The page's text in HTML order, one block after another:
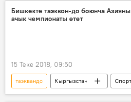
Бишкекте таэквон-до боюнча
ачык чемпионаты өтөт
15 Теке 2018, 09:50
таэквандо Кыргызстан
Спорт
Жаңылыктар
Бишкек